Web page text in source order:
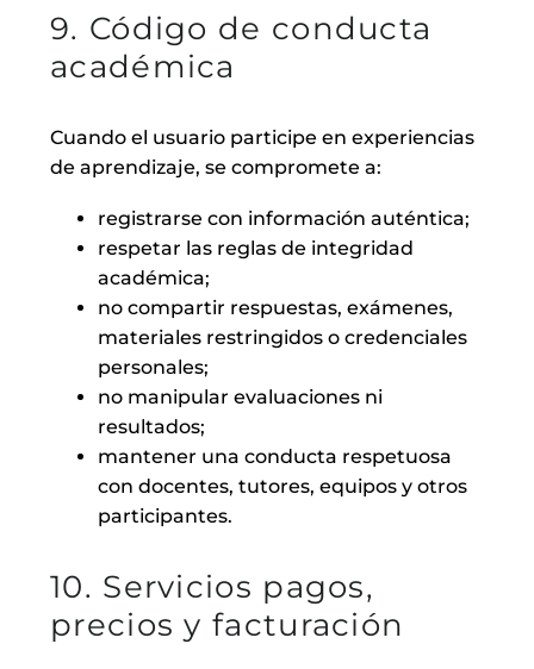
9. Código de conducta
académica
Cuando el usuario participe en experiencias
de aprendizaje, se compromete a:
registrarse con información auténtica;
respetar las reglas de integridad
académica;
no compartir respuestas, exámenes,
materiales restringidos o credenciales
personales;
no manipular evaluaciones ni
resultados;
mantener una conducta respetuosa
con docentes, tutores, equipos y otros
participantes.
10. Servicios pagos,
precios y facturación